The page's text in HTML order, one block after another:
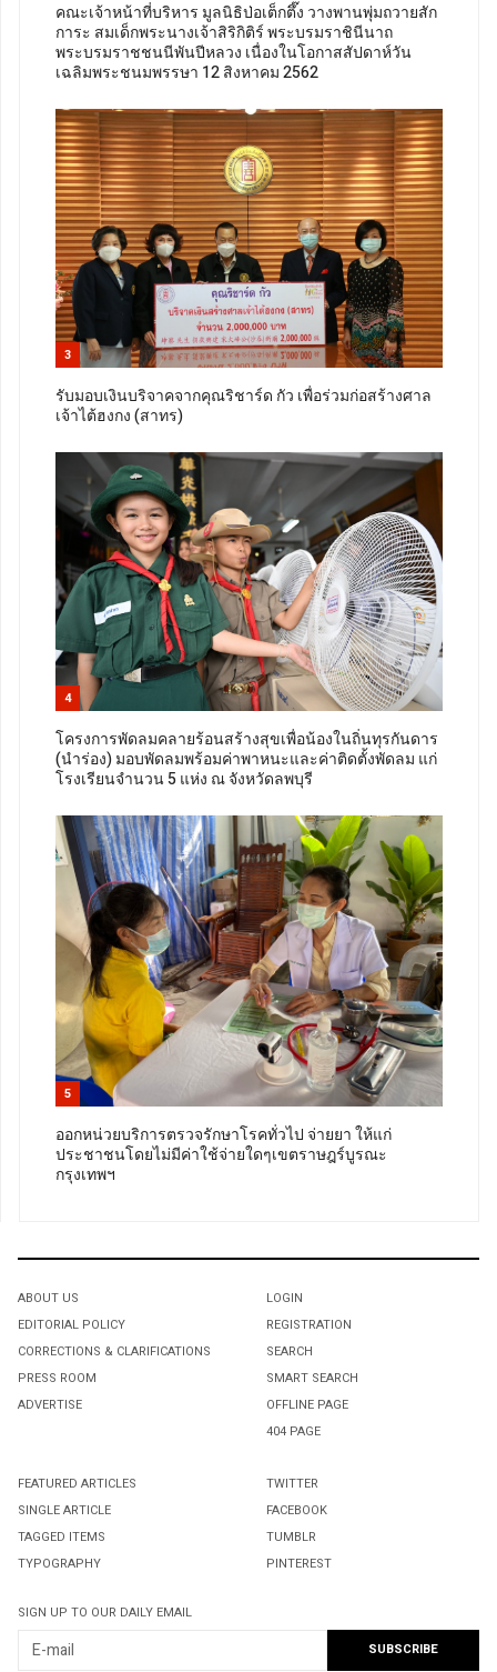
คณะเจ้าหน้าที่บริหาร มูลนิธิป่อเต็กตึ๊ง วางพานพุ่มถวายสัก
การะ สมเด็กพระนางเจ้าสิริกิติร์ พระบรมราชินีนาถ
พระบรมราชชนนีพันปีหลวง เนื่องในโอกาสสัปดาห์วัน
เฉลิมพระชนมพรรษา 12 สิงหาคม 2562
3
รับมอบเงินบริจาคจากคุณริชาร์ด กัว เพื่อร่วมก่อสร้างศาล
เจ้าไต้ฮงกง (สาทร)
4
โครงการพัดลมคลายร้อนสร้างสุขเพื่อน้องในถิ่นทุรกันดาร
(นำร่อง) มอบพัดลมพร้อมค่าพาหนะและค่าติดตั้งพัดลม แก่
โรงเรียนจำนวน 5 แห่ง ณ จังหวัดลพบุรี
5
ออกหน่วยบริการตรวจรักษาโรคทั่วไป จ่ายยา ให้แก่
ประชาชนโดยไม่มีค่าใช้จ่ายใดๆเขตราษฎร์บูรณะ
กรุงเทพฯ
ABOUT US
EDITORIAL POLICY
CORRECTIONS & CLARIFICATIONS
PRESS ROOM
ADVERTISE
LOGIN
REGISTRATION
SEARCH
SMART SEARCH
OFFLINE PAGE
404 PAGE
FEATURED ARTICLES
SINGLE ARTICLE
TAGGED ITEMS
TYPOGRAPHY
TWITTER
FACEBOOK
TUMBLR
PINTEREST
SIGN UP TO OUR DAILY EMAIL